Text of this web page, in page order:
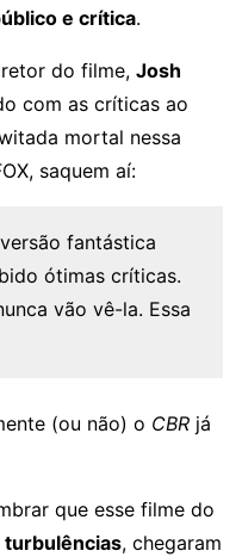
e crítica.
do filme, Josh
com as críticas ao
mortal nessa
saquem aí:
fantástica
ótimas críticas.
vão vê-la. Essa
(ou não) o CBR já
que esse filme do
turbulências, chegaram